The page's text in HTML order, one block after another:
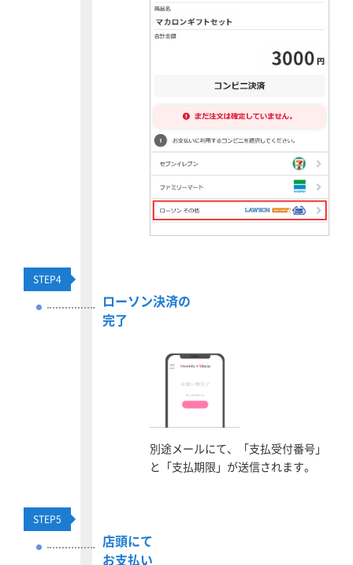
STEP4
ローソン決済の
完了
別途メールにて、「支払受付番号」
と「支払期限」が送信されます。
STEP5
店頭にて
お支払い